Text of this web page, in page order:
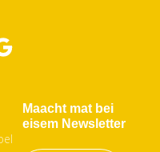
Maacht mat bei
eisem Newsletter